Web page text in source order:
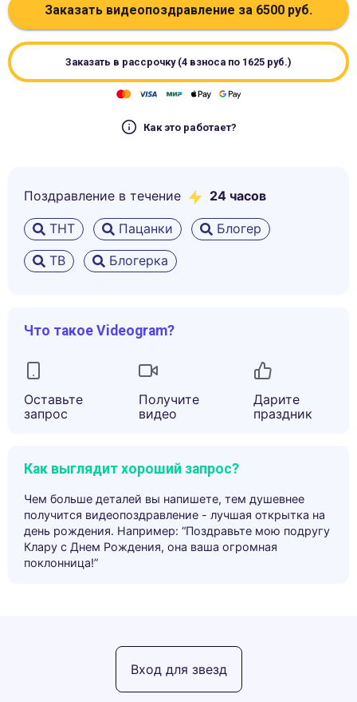
Заказать видеопоздравление за 6500 руб.
Заказать в рассрочку (4 взноса по 1625 руб.)
Как это работает?
Поздравление в течение 24 часов
ТНТ Пацанки
Блогер
ТВ
Блогерка
Что такое Videogram?
Оставьте
запрос
Получите
видео
Дарите
праздник
Как выглядит хороший запрос?
Чем больше деталей вы напишете, тем душевнее
получится видеопоздравление - лучшая открытка на
день рождения. Например: “Поздравьте мою подругу
Клару с Днем Рождения, она ваша огромная
поклонница!”
Вход для звезд